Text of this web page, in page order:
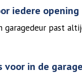
iedere opening
garagedeur past
voor in de garage